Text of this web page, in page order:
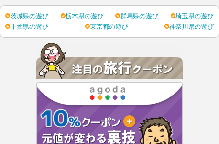
茨城県の遊び 栃木県の遊び 群馬県の遊び
埼玉県の遊び
千葉県の遊び
東京都の遊び 神奈川県の遊び